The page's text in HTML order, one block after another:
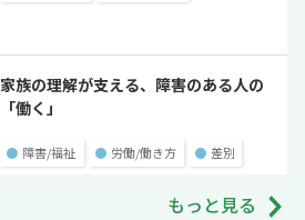
家族の理解が支える、障害のある人の
「働く」
● 障害/福祉 ● 労働/働き方 ● 差別
もっと見る